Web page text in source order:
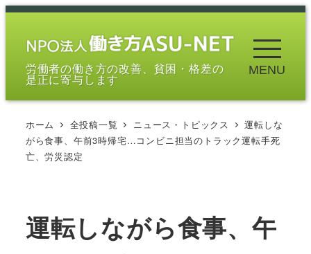
メ
労働者の働き方の改善、貧困・格差の
是正に寄与します
MENU
ホーム 全投稿一覧 ニュース・トピックス
運転しな
がら食事、午前3時帰宅…コンビニ担当のトラック運転手死
亡、労災認定
運転しながら食事、午